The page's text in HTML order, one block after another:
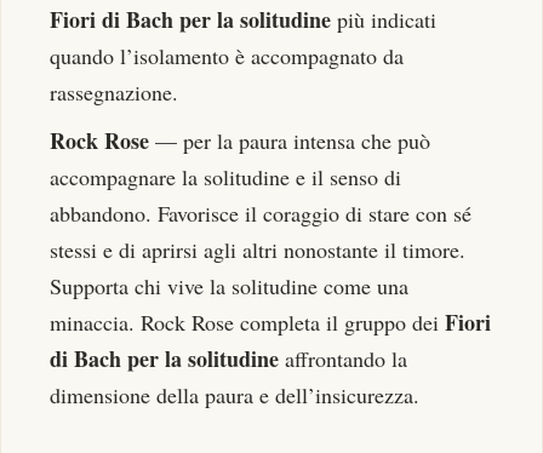
Fiori di Bach per la solitudine più indicati
quando l’isolamento è accompagnato da
rassegnazione.
Rock Rose — per la paura intensa che può
accompagnare la solitudine e il senso di
abbandono. Favorisce il coraggio di stare con sé
stessi e di aprirsi agli altri nonostante il timore.
Supporta chi vive la solitudine come una
minaccia. Rock Rose completa il gruppo dei Fiori
di Bach per la solitudine affrontando la
dimensione della paura e dell’insicurezza.